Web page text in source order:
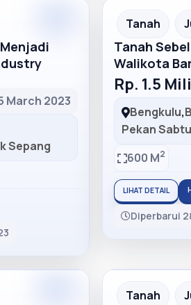
March 2023
Sepang
Tanah
Tanah
Walikota
Rp. 1.5
Bengkulu,
Pekan Sabtu
600 M2
LIHAT DETAIL
Diperbarui
Tanah